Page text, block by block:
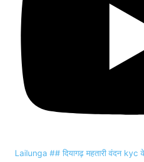
Lailunga ## दियागढ़ महतारी वंदन kyc के